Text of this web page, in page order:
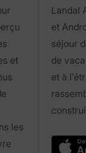
et
les
Landal
et
séjour
de
et à